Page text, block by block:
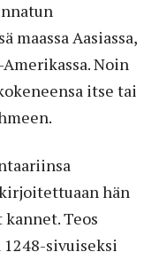
maassa Aasiassa,
Noin
itse tai
hän
Teos
sivuiseksi